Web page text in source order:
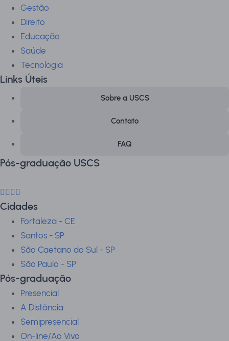
Gestão
Direito
Educação
Saúde
Tecnologia
Links Úteis
Sobre a USCS
Contato
FAQ
Pós-graduação USCS
Cidades
Fortaleza - CE
Santos - SP
São Caetano do Sul - SP
São Paulo - SP
Pós-graduação
Presencial
A Distância
Semipresencial
On-line/Ao Vivo